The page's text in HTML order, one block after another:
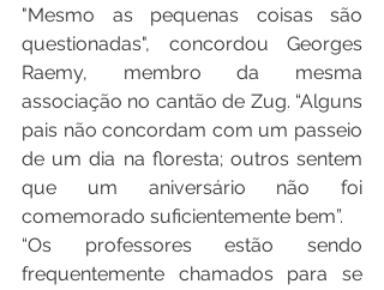
"Mesmo as pequenas coisas são
questionadas", concordou Georges
Raemy, membro da mesma
associação no cantão de Zug. “Alguns
pais não concordam com um passeio
de um dia na floresta; outros sentem
que um aniversário não foi
comemorado suficientemente bem”.
“Os professores estão sendo
frequentemente chamados para se